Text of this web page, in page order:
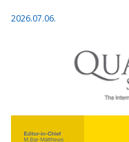
2026.07.06.